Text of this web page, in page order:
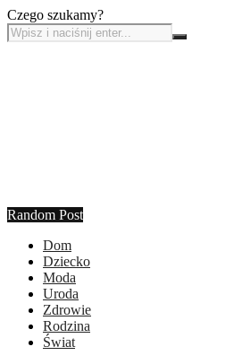
Czego szukamy?
Random Post
Dom
Dziecko
Moda
Uroda
Zdrowie
Rodzina
Świat